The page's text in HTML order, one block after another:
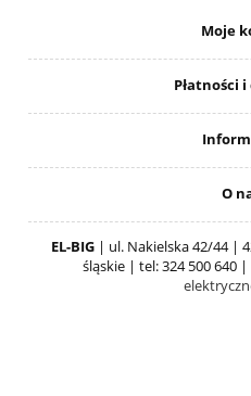
Moje
Płatności
O
EL-BIG| ul. Nakielska 42/44 |
śląskie | tel: 324 500 640